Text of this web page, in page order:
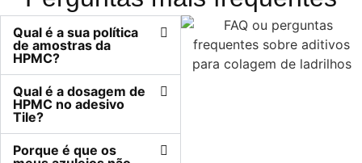
Qual é a sua política
de amostras da
HPMC?
Qual é a dosagem de
HPMC no adesivo
Tile?
Porque é que os